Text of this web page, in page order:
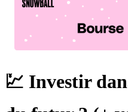
💹 Investir